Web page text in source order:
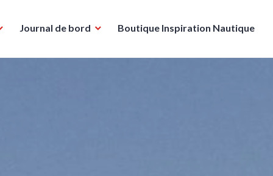
Journal de bord Boutique Inspiration Nautique